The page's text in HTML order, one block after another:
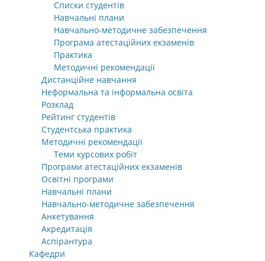
Списки студентів
Навчальні плани
Навчально-методичне забезпечення
Програма атестаційних екзаменів
Практика
Методичні рекомендації
Дистанційне навчання
Неформальна та інформальна освіта
Розклад
Рейтинг студентів
Студентська практика
Методичні рекомендації
Теми курсових робіт
Програми атестаційних екзаменів
Освітні програми
Навчальні плани
Навчально-методичне забезпечення
Анкетування
Акредитація
Аспірантура
Кафедри